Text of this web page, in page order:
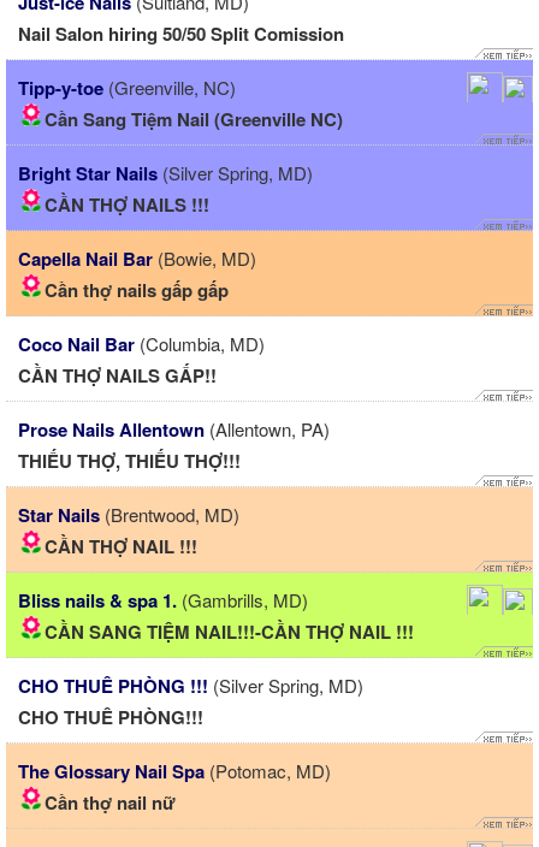
Nail Salon hiring 50/50 Split Comission
Tipp-y-toe (Greenville, NC)
Cần Sang Tiệm Nail (Greenville NC)
Bright Star Nails (Silver Spring, MD)
CẦN THỢ NAILS !!!
Capella Nail Bar (Bowie, MD)
Cần thợ nails gấp gấp️️️
Coco Nail Bar (Columbia, MD)
CẦN THỢ NAILS GẤP!!
Prose Nails Allentown (Allentown, PA)
THIẾU THỢ, THIẾU THỢ!!!
Star Nails (Brentwood, MD)
CẦN THỢ NAIL !!!
Bliss nails & spa 1. (Gambrills, MD)
CẦN SANG TIỆM NAIL!!!-CẦN THỢ NAIL !!!
CHO THUÊ PHÒNG !!! (Silver Spring, MD)
CHO THUÊ PHÒNG!!!
The Glossary Nail Spa (Potomac, MD)
Cần thợ nail nữ